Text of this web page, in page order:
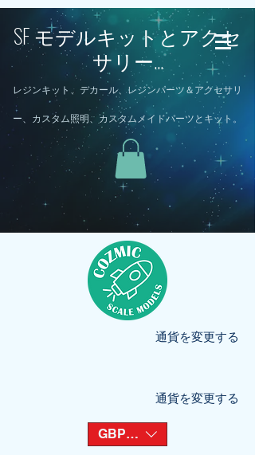
SF モデルキットとアクセ
サリー...
レジンキット、デカール、レジンパーツ＆アクセサリ
ー、カスタム照明、カスタムメイドパーツとキット。
通貨を変更する
通貨を変更する
GBP (£)